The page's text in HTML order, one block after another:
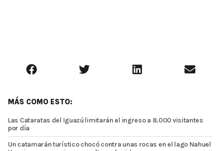
MÁS COMO ESTO:
Las Cataratas del Iguazú limitarán el ingreso a 8.000 visitantes
por día
Un catamarán turístico chocó contra unas rocas en el lago Nahuel